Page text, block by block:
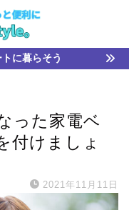
に暮らそう
った家電ベ
付けましょ
2021年11月11日